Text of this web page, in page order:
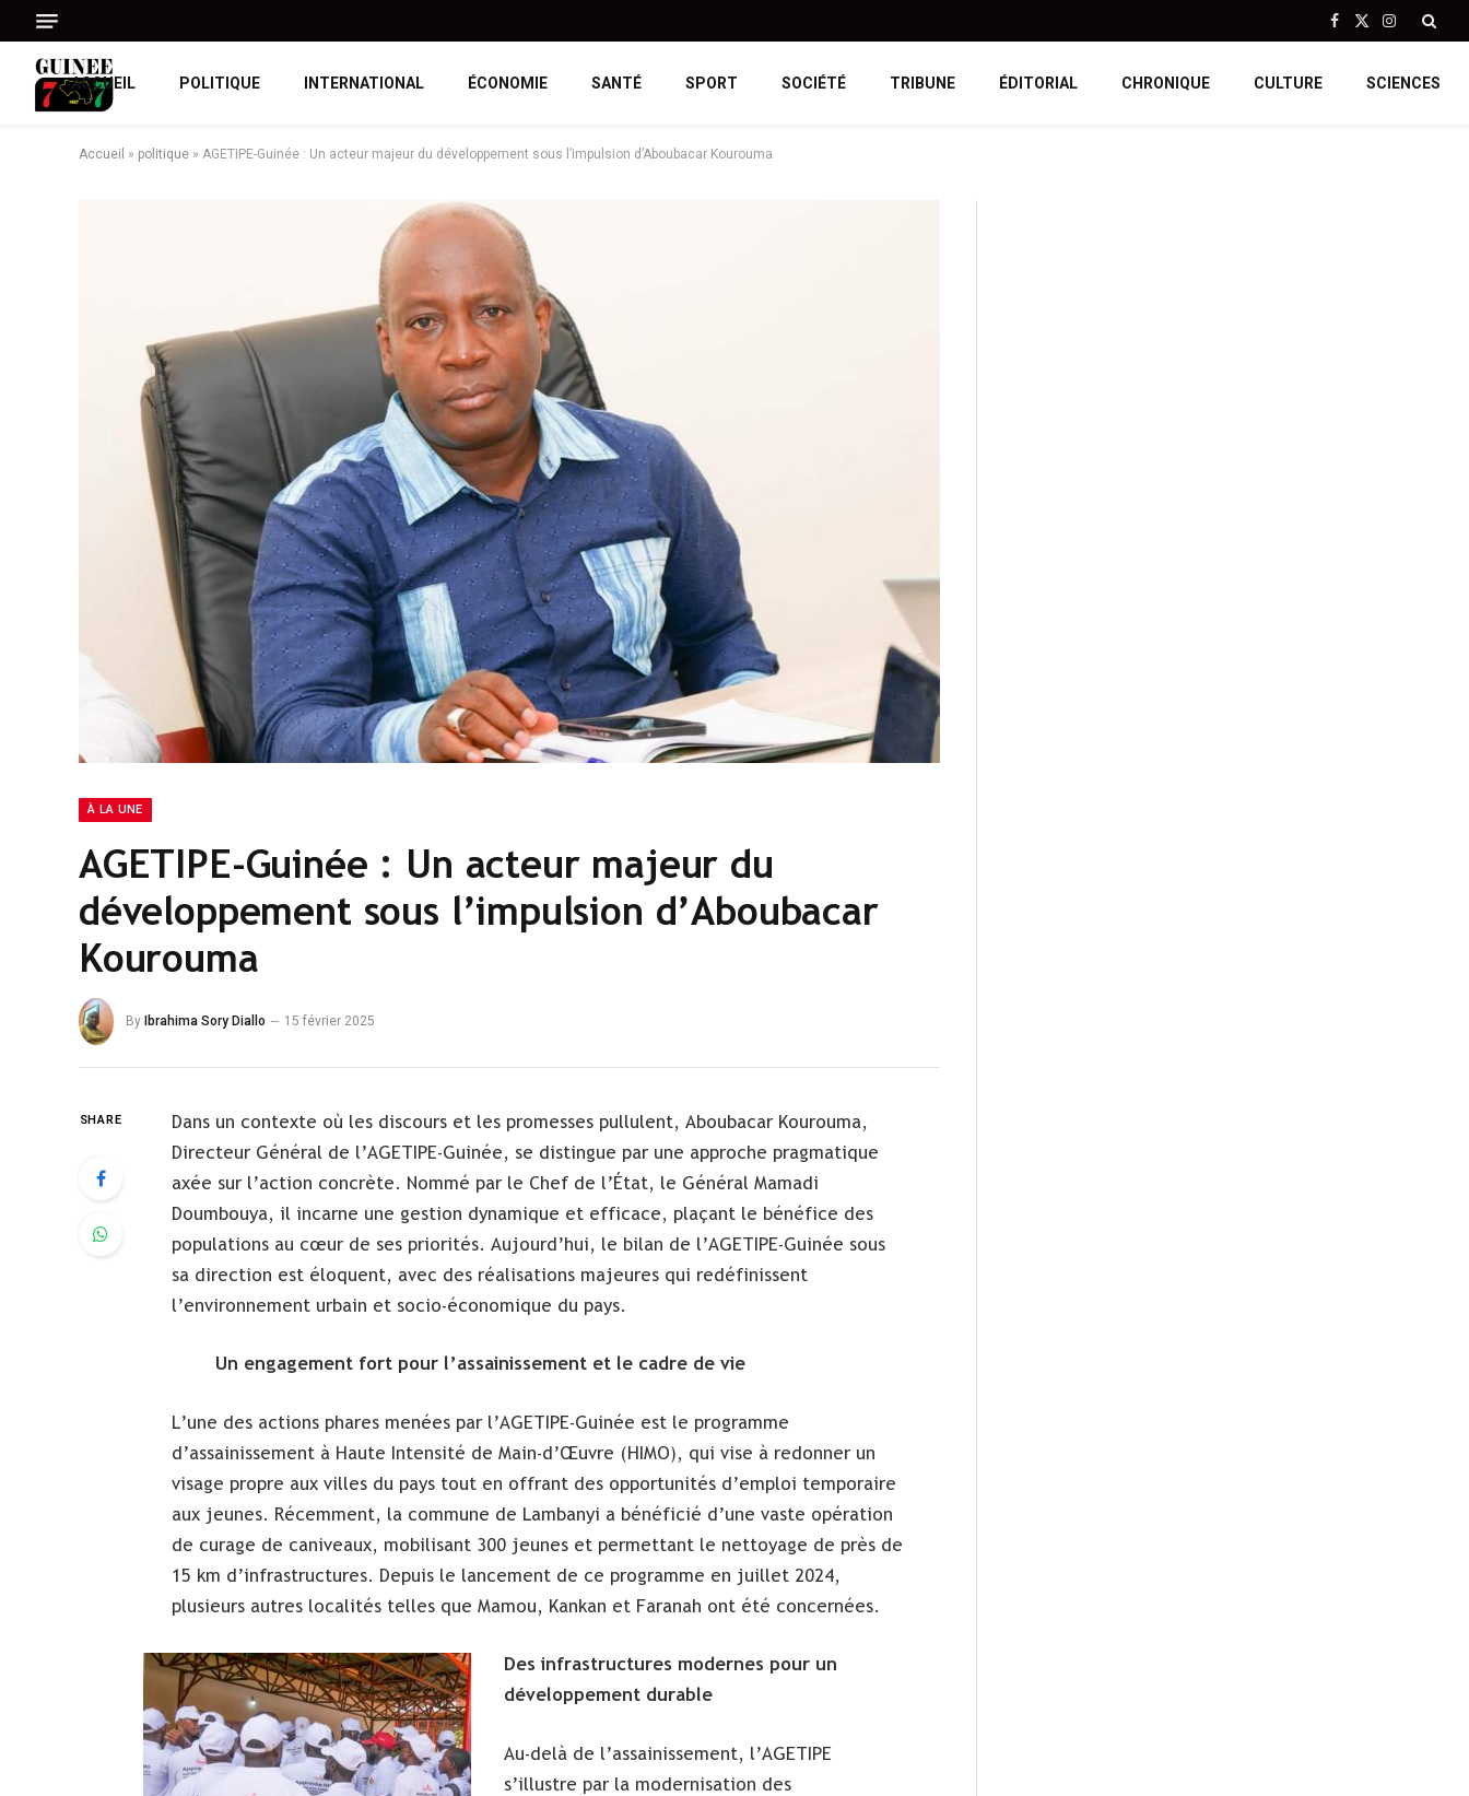
Facebook
X
Instagram
ACCUEIL POLITIQUE INTERNATIONAL ÉCONOMIE SANTÉ SPORT SOCIÉTÉ TRIBUNE ÉDITORIAL CHRONIQUE CULTURE SCIENCES
Accueil » politique » AGETIPE-Guinée : Un acteur majeur du développement sous l’impulsion d’Aboubacar Kourouma
À LA UNE
AGETIPE-Guinée : Un acteur majeur du
développement sous l’impulsion d’Aboubacar
Kourouma
By Ibrahima Sory Diallo 15 février 2025
SHARE
Dans un contexte où les discours et les promesses pullulent, Aboubacar Kourouma,
Directeur Général de l’AGETIPE-Guinée, se distingue par une approche pragmatique
axée sur l’action concrète. Nommé par le Chef de l’État, le Général Mamadi
Doumbouya, il incarne une gestion dynamique et efficace, plaçant le bénéfice des
populations au cœur de ses priorités. Aujourd’hui, le bilan de l’AGETIPE-Guinée sous
sa direction est éloquent, avec des réalisations majeures qui redéfinissent
l’environnement urbain et socio-économique du pays.
Un engagement fort pour l’assainissement et le cadre de vie
L’une des actions phares menées par l’AGETIPE-Guinée est le programme
d’assainissement à Haute Intensité de Main-d’Œuvre (HIMO), qui vise à redonner un
visage propre aux villes du pays tout en offrant des opportunités d’emploi temporaire
aux jeunes. Récemment, la commune de Lambanyi a bénéficié d’une vaste opération
de curage de caniveaux, mobilisant 300 jeunes et permettant le nettoyage de près de
15 km d’infrastructures. Depuis le lancement de ce programme en juillet 2024,
plusieurs autres localités telles que Mamou, Kankan et Faranah ont été concernées.
Des infrastructures modernes pour un
développement durable
Au-delà de l’assainissement, l’AGETIPE
s’illustre par la modernisation des